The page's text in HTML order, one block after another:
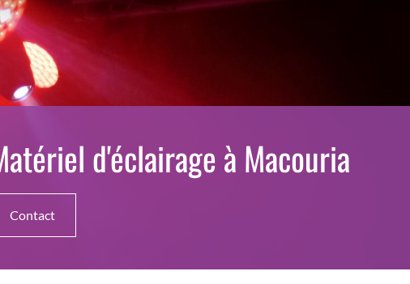
d'éclairage à Macouria
Contact